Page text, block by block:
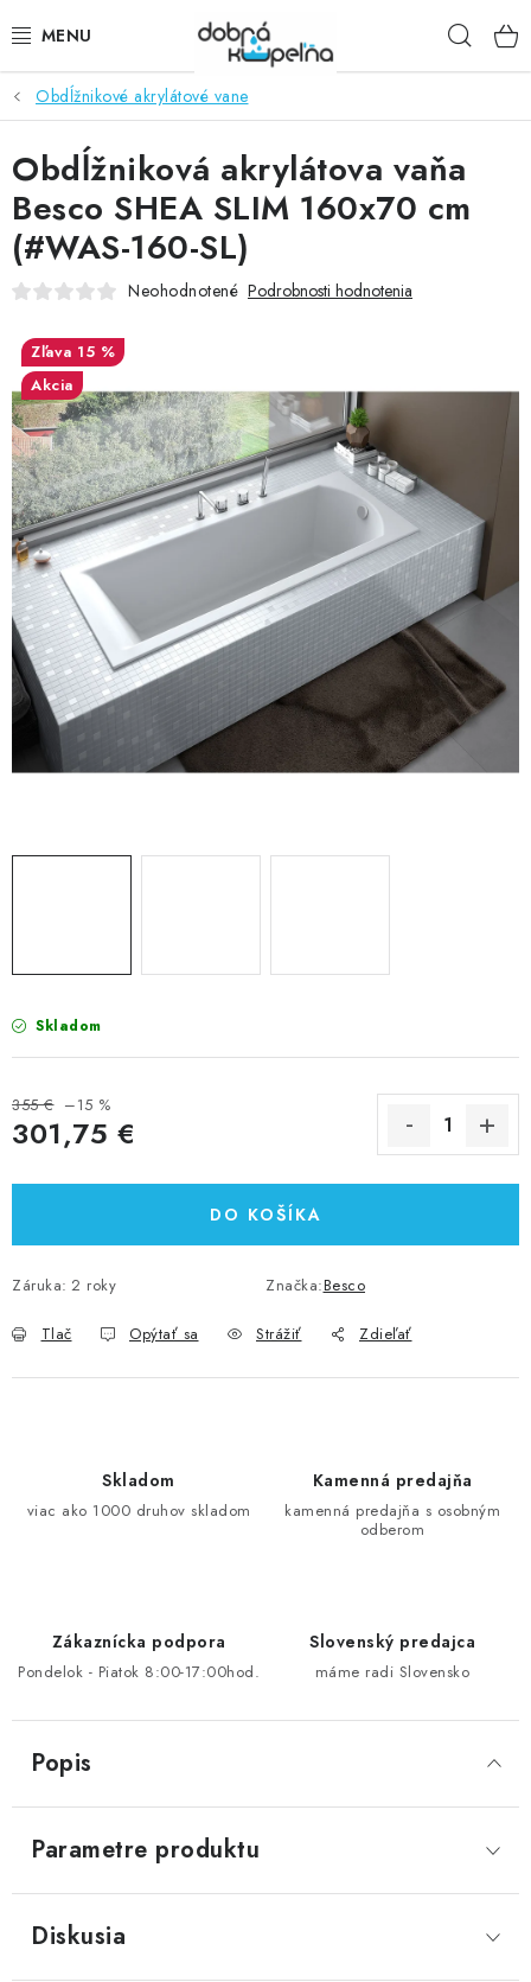
na
SPRCHOVÉ KÚTY
SPRCHOVÉ DVERE
BATÉRIE
VANE
KÚPEĽŇOVÝ NÁBYTOK
DOPLNKY
SANITA
VÝPREDAJ
PRÍSLUŠENSTVO K SPRCHOVÝM KÚTOM A
NÁHRADNÉ DIELY
Doprava a Platby
Obchodné podmienky
Reklamačný poriadok
Blog
Ochrana osobných údajov GDPR
Kontakty
Predajňa Nitra
Obdĺžnikové akrylátové vane
Skladom
355 € –15 %
301,75 €
DO KOŠÍKA
Záruka: 2 roky Značka:Besco
Tlač Opýtať sa Strážiť Zdieľať
Obdĺžniková akrylátova vaňa
Besco SHEA SLIM 160x70 cm
(#WAS-160-SL)
Neohodnotené Podrobnosti hodnotenia
15 %
Akcia
Skladom
viac ako 1000 druhov skladom
Kamenná predajňa
kamenná predajňa s osobným
odberom
Zákaznícka podpora
Pondelok - Piatok 8:00-17:00hod.
Slovenský predajca
máme radi Slovensko
Popis
Parametre produktu
Diskusia